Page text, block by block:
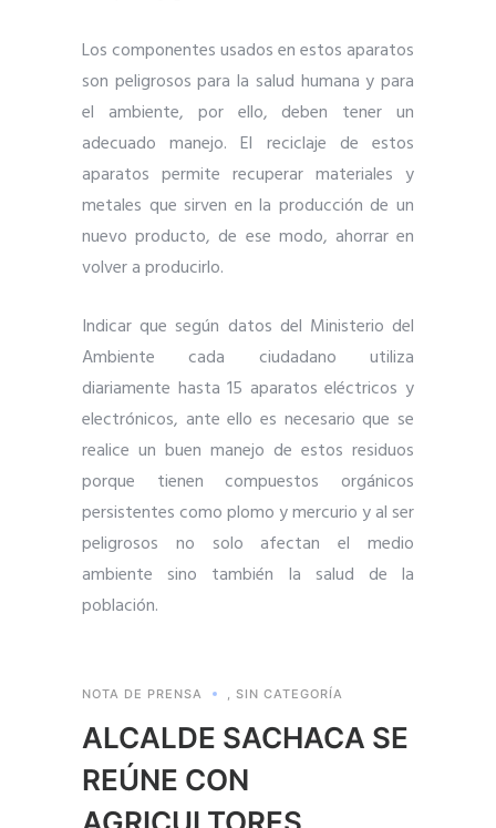
Los componentes usados en estos aparatos
son peligrosos para la salud humana y para
el ambiente, por ello, deben tener un
adecuado manejo. El reciclaje de estos
aparatos permite recuperar materiales y
metales que sirven en la producción de un
nuevo producto, de ese modo, ahorrar en
volver a producirlo.
Indicar que según datos del Ministerio del
Ambiente cada ciudadano utiliza
diariamente hasta 15 aparatos eléctricos y
electrónicos, ante ello es necesario que se
realice un buen manejo de estos residuos
porque tienen compuestos orgánicos
persistentes como plomo y mercurio y al ser
peligrosos no solo afectan el medio
ambiente sino también la salud de la
población.
NOTA DE PRENSA , SIN CATEGORÍA
ALCALDE SACHACA SE
REÚNE CON